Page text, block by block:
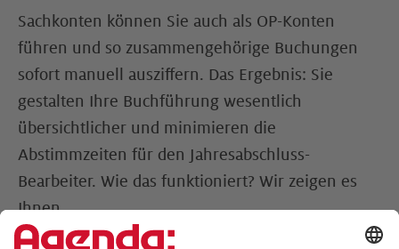
Sachkonten können Sie auch als OP-Konten
führen und so zusammengehörige Buchungen
sofort manuell ausziffern. Das Ergebnis: Sie
gestalten Ihre Buchführung wesentlich
übersichtlicher und minimieren die
Abstimmzeiten für den Jahresabschluss-
Bearbeiter. Wie das funktioniert? Wir zeigen es
Ihnen.
zum Beitrag >